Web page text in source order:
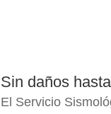
Sin daños
El Servicio